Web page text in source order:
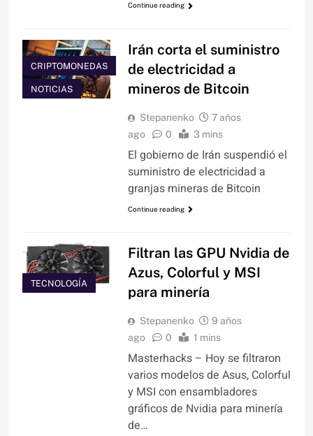
Continue reading
CRIPTOMONEDAS
NOTICIAS
Irán corta el suministro
de electricidad a
mineros de Bitcoin
Stepanenko
7 años
ago
0 3 mins
El gobierno de Irán suspendió el
suministro de electricidad a
granjas mineras de Bitcoin
Continue reading
TECNOLOGÍA
Filtran las GPU Nvidia de
Azus, Colorful y MSI
para minería
Stepanenko
9 años
ago
0 1 mins
Masterhacks – Hoy se filtraron
varios modelos de Asus, Colorful
y MSI con ensambladores
gráficos de Nvidia para minería
de…